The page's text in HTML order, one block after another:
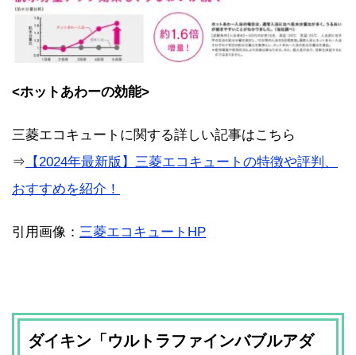
<ホットあわーの効能>
三菱エコキュートに関する詳しい記事はこちら
⇒ 【2024年最新版】三菱エコキュートの特徴や評判、
おすすめを紹介！
引用画像： 三菱エコキュートHP
ダイキン「ウルトラファインバブルアダ